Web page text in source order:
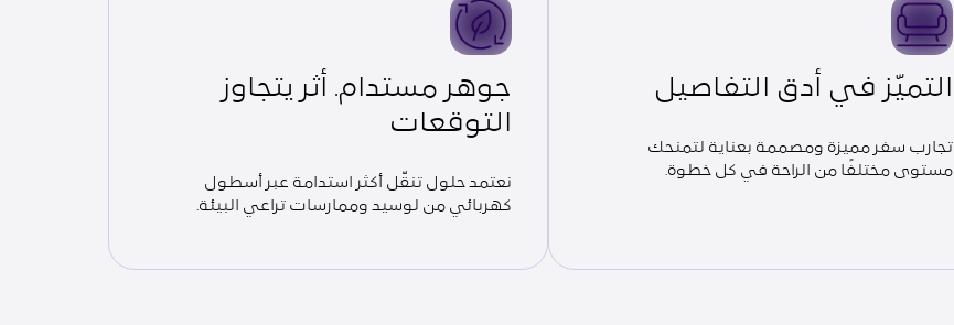
التميّز في أدق التفاصيل
تجارب سفر مميزة ومصممة بعناية لتمنحك
مستوى مختلفًا من الراحة في كل خطوة.
جوهر مستدام. أثر يتجاوز
التوقعات
نعتمد حلول تنقّل أكثر استدامة عبر أسطول
كهربائي من لوسيد وممارسات تراعي البيئة.